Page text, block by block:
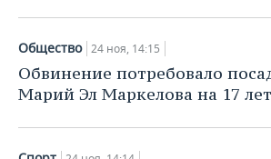
Общество 24 ноя, 14:15
Обвинение потребовало
Марий Эл Маркелова на 17 лет